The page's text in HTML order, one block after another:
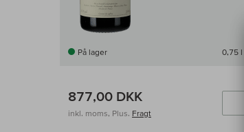
På lager 0,75 l
877,00 DKK
inkl. moms, Plus. Fragt